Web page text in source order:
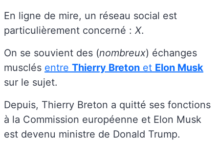
En ligne de mire, un réseau social est
particulièrement concerné : X.
On se souvient des (nombreux) échanges
musclés entre Thierry Breton et Elon Musk
sur le sujet.
Depuis, Thierry Breton a quitté ses fonctions
à la Commission européenne et Elon Musk
est devenu ministre de Donald Trump.